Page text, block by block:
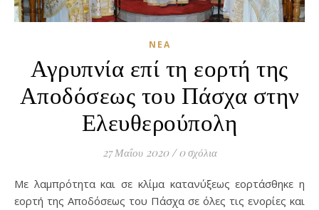
ΝΈΑ
Αγρυπνία επί τη εορτή της
Αποδόσεως του Πάσχα στην
Ελευθερούπολη
27 Μαΐου 2020 / 0 σχόλια
Με λαμπρότητα και σε κλίμα κατανύξεως εορτάσθηκε η
εορτή της Αποδόσεως του Πάσχα σε όλες τις ενορίες και